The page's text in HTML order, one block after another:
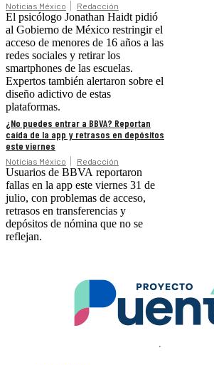
Noticias México Redacción
El psicólogo Jonathan Haidt pidió
al Gobierno de México restringir el
acceso de menores de 16 años a las
redes sociales y retirar los
smartphones de las escuelas.
Expertos también alertaron sobre el
diseño adictivo de estas
plataformas.
¿No puedes entrar a BBVA? Reportan
caída de la app y retrasos en depósitos
este viernes
Noticias México Redacción
Usuarios de BBVA reportaron
fallas en la app este viernes 31 de
julio, con problemas de acceso,
retrasos en transferencias y
depósitos de nómina que no se
reflejan.
.